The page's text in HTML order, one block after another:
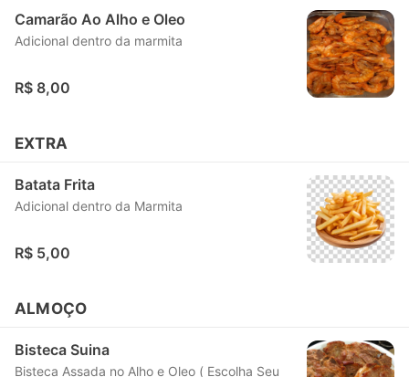
Camarão Ao Alho e Oleo
Adicional dentro da marmita
R$ 8,00
EXTRA
Batata Frita
Adicional dentro da Marmita
R$ 5,00
ALMOÇO
Bisteca Suina
Bisteca Assada no Alho e Oleo ( Escolha Seu